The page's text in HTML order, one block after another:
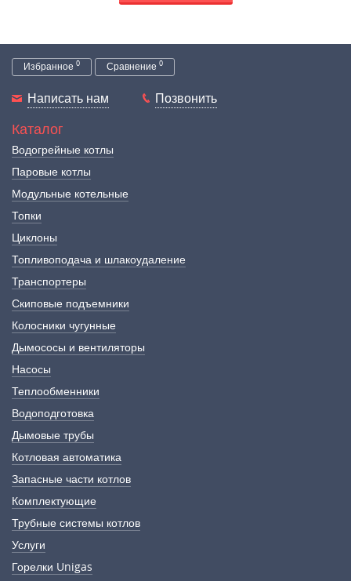
Избранное 0 Сравнение 0
Написать нам Позвонить
Каталог
Водогрейные котлы
Паровые котлы
Модульные котельные
Топки
Циклоны
Топливоподача и шлакоудаление
Транспортеры
Скиповые подъемники
Колосники чугунные
Дымососы и вентиляторы
Насосы
Теплообменники
Водоподготовка
Дымовые трубы
Котловая автоматика
Запасные части котлов
Комплектующие
Трубные системы котлов
Услуги
Горелки Unigas